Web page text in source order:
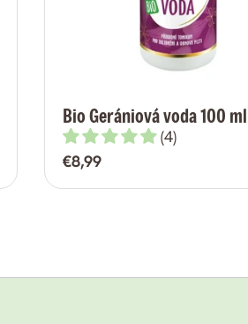
Bio Gerániová voda 100 ml
(4)
Bežná
cena
€8,99